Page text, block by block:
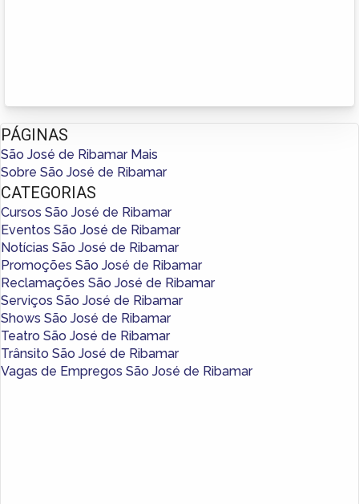
PÁGINAS
São José de Ribamar Mais
Sobre São José de Ribamar
CATEGORIAS
Cursos São José de Ribamar
Eventos São José de Ribamar
Notícias São José de Ribamar
Promoções São José de Ribamar
Reclamações São José de Ribamar
Serviços São José de Ribamar
Shows São José de Ribamar
Teatro São José de Ribamar
Trânsito São José de Ribamar
Vagas de Empregos São José de Ribamar